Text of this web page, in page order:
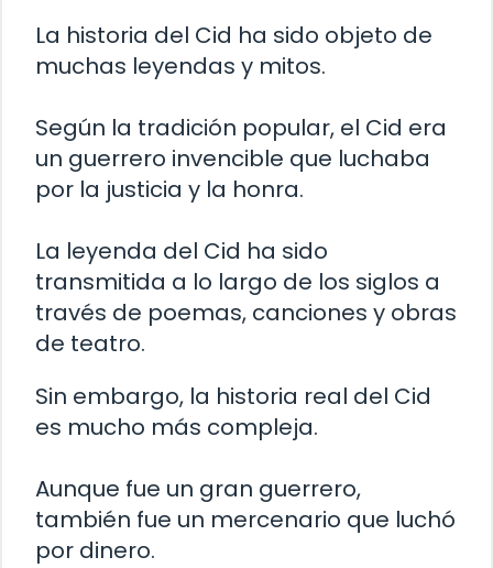
La historia del Cid ha sido objeto de
muchas leyendas y mitos.
Según la tradición popular, el Cid era
un guerrero invencible que luchaba
por la justicia y la honra.
La leyenda del Cid ha sido
transmitida a lo largo de los siglos a
través de poemas, canciones y obras
de teatro.
Sin embargo, la historia real del Cid
es mucho más compleja.
Aunque fue un gran guerrero,
también fue un mercenario que luchó
por dinero.